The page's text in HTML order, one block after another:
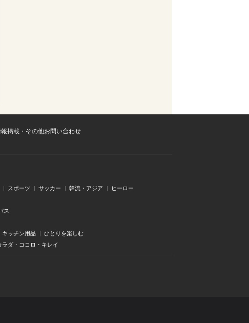
掲載・その他お問い合わせ
スポーツ サッカー 韓流・アジア ヒーロー
ス
キッチン用品 ひとりを楽しむ
ラダ・ココロ・キレイ